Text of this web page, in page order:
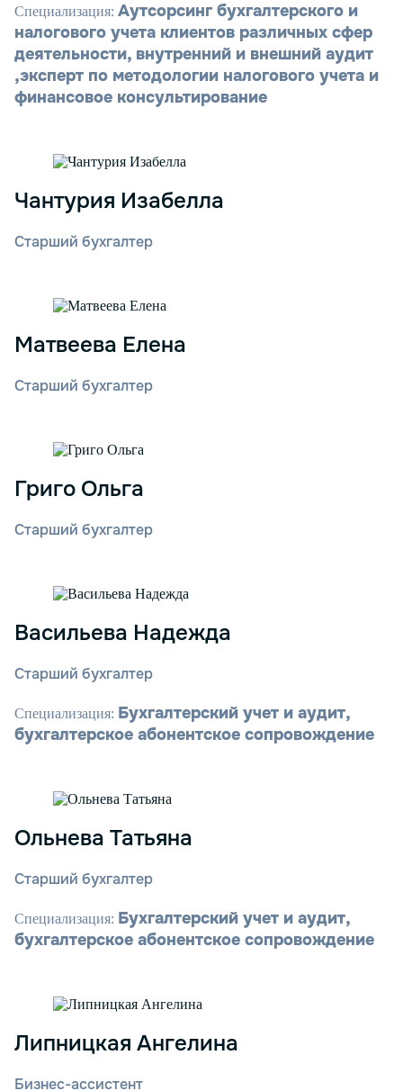
Специализация: Аутсорсинг бухгалтерского и
налогового учета клиентов различных сфер
деятельности, внутренний и внешний аудит
,эксперт по методологии налогового учета и
финансовое консультирование
Чантурия Изабелла
Старший бухгалтер
Матвеева Елена
Старший бухгалтер
Григо Ольга
Старший бухгалтер
Васильева Надежда
Старший бухгалтер
Специализация: Бухгалтерский учет и аудит,
бухгалтерское абонентское сопровождение
Ольнева Татьяна
Старший бухгалтер
Специализация: Бухгалтерский учет и аудит,
бухгалтерское абонентское сопровождение
Липницкая Ангелина
Бизнес-ассистент